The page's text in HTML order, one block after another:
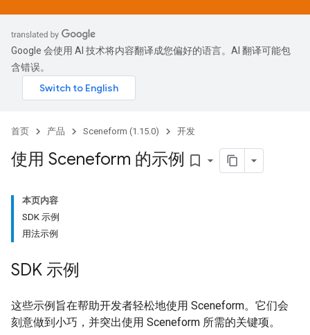
Google 会使用 AI 技术将内容翻译成您偏好的语言。AI 翻译可能包
含错误。
首页 产品 Sceneform (1.15.0) 开发
使用 Sceneform 的示例 bookmark_border
本页内容
SDK 示例
用法示例
SDK 示例
这些示例旨在帮助开发者轻松地使用 Sceneform。它们会
刻意做到小巧，并突出使用 Sceneform 所需的关键项。